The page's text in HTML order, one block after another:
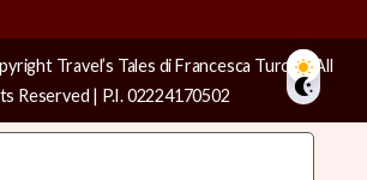
Travel’s Tales di Francesca Turchi | All
Reserved | P.I. 02224170502
relative alla privacy